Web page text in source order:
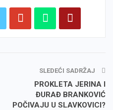
SLEDEĆI SADRŽAJ
PROKLETA JERINA I
ĐURAĐ BRANKOVIĆ
POČIVAJU U SLAVKOVICI?